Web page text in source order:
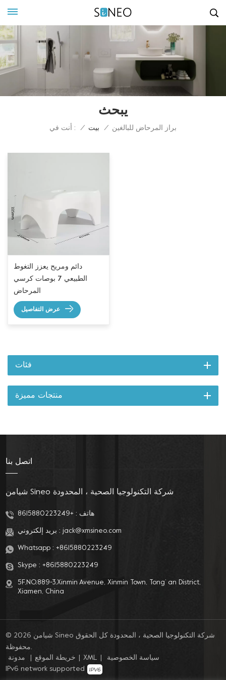
يبحث
أنت في : / بيت / براز المرحاض للبالغين
دائم ومريح يعزز التغوط
الطبيعي 7 بوصات كرسي
المرحاض
عرض التفاصيل
فئات
منتجات مميزة
اتصل بنا
شيامن Sineo شركة التكنولوجيا الصحية ، المحدودة
هاتف :+8615880223249
بريد إلكتروني : jack@xmsineo.com
Whatsapp : +8615880223249
Skype : +8615880223249
5F,NO.889-3,Xinmin Avenue, Xinmin Town, Tong’ an District,
Xiamen, China
© 2026 شيامن Sineo شركة التكنولوجيا الصحية ، المحدودة كل الحقوق
محفوظة.
مدونة
خريطة الموقع XML
سياسة الخصوصية
IPv6 network supported